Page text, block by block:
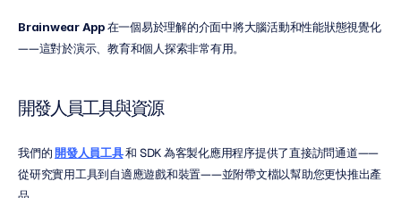
Brainwear App 在一個易於理解的介面中將大腦活動和性能狀態視覺化
——這對於演示、教育和個人探索非常有用。
開發人員工具與資源
我們的 開發人員工具 和 SDK 為客製化應用程序提供了直接訪問通道——
從研究實用工具到自適應遊戲和裝置——並附帶文檔以幫助您更快推出產